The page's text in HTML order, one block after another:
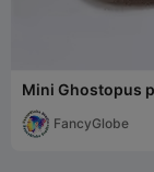
Mini Ghostopus
FancyGlobe